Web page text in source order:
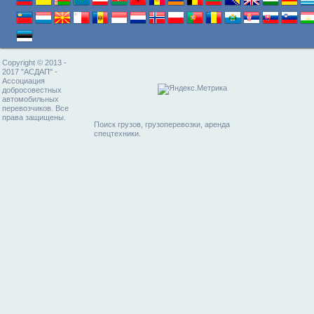
Copyright © 2013 -
2017 "АСДАП" -
Ассоциация
добросовестных
автомобильных
перевозчиков. Все
права защищены.
Поиск грузов, грузоперевозки, аренда
спецтехники.